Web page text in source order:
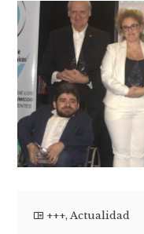
+++,Actualidad